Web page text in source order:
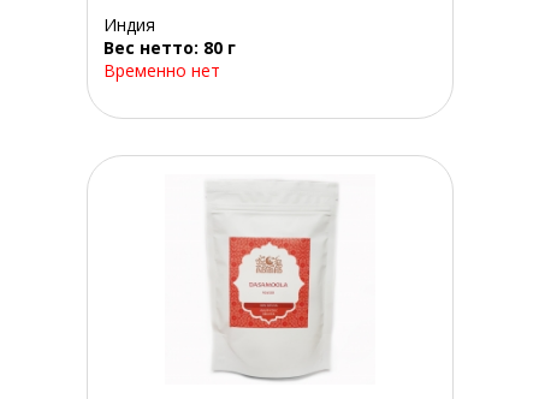
Индия
Вес нетто: 80 г
Временно нет